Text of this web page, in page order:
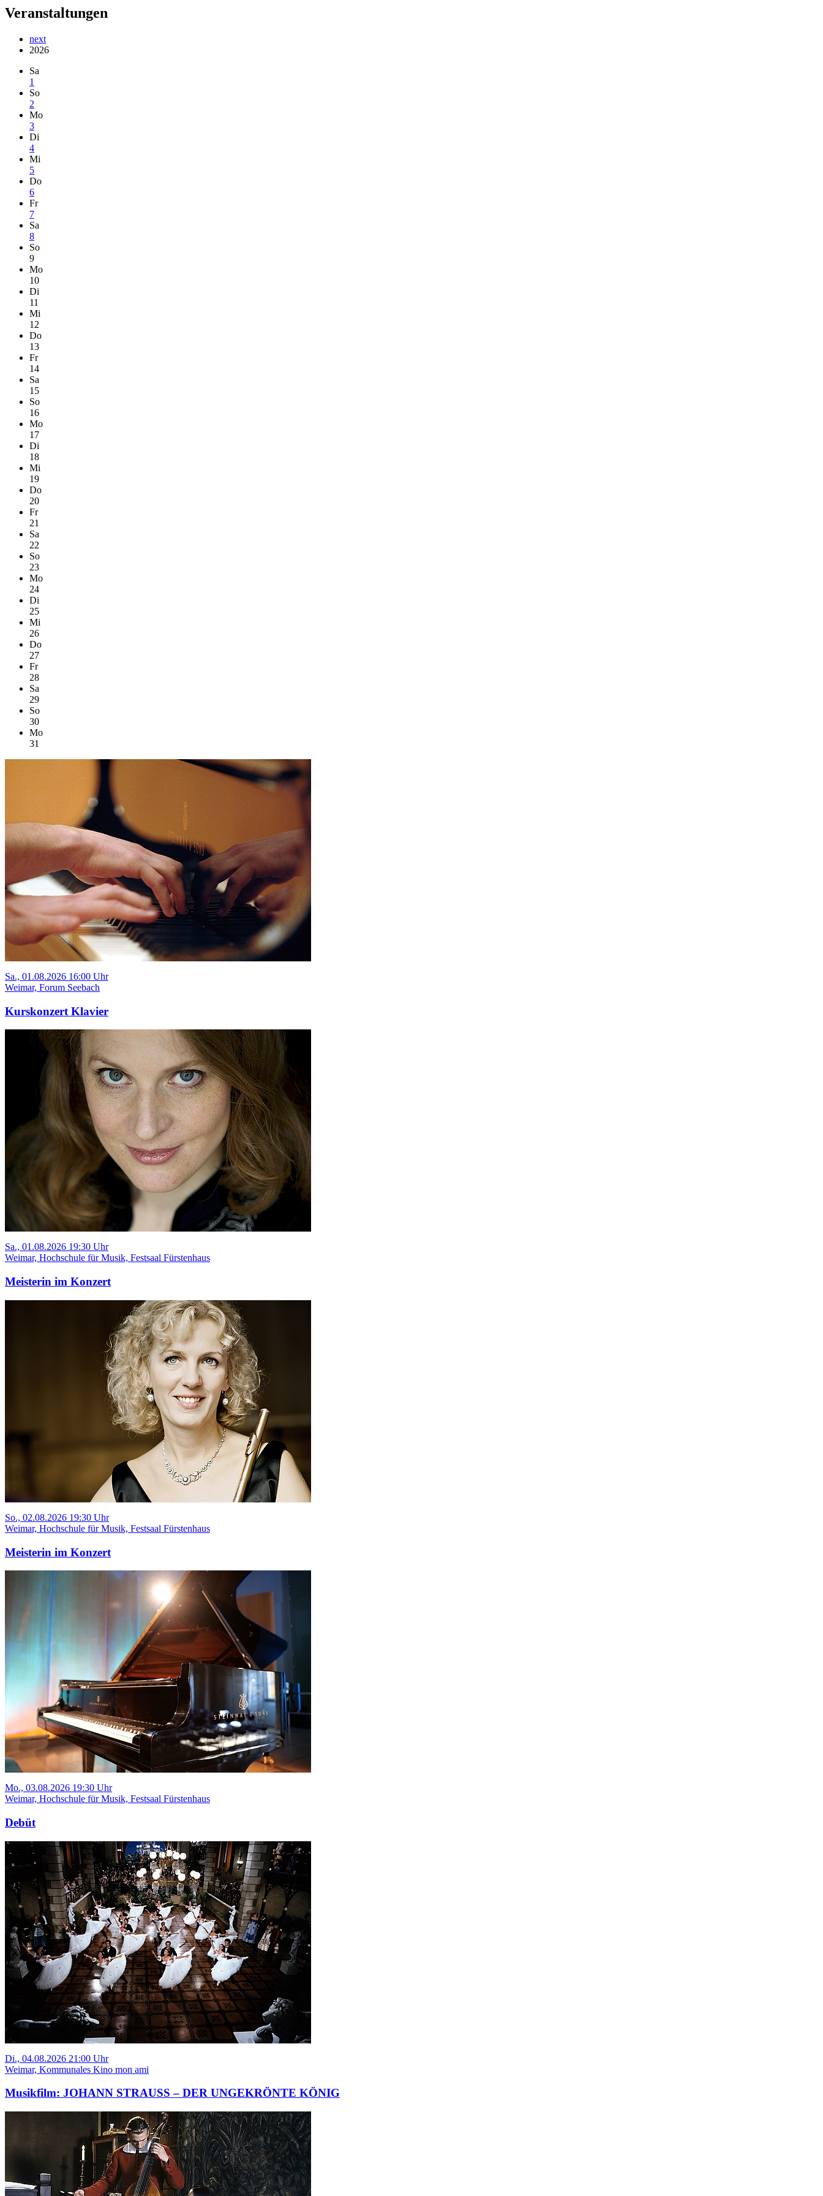
Veranstaltungen
next
2026
Sa
1
So
2
Mo
3
Di
4
Mi
5
Do
6
Fr
7
Sa
8
So
9
Mo
10
Di
11
Mi
12
Do
13
Fr
14
Sa
15
So
16
Mo
17
Di
18
Mi
19
Do
20
Fr
21
Sa
22
So
23
Mo
24
Di
25
Mi
26
Do
27
Fr
28
Sa
29
So
30
Mo
31
Sa., 01.08.2026 16:00 Uhr
Weimar, Forum Seebach
Kurskonzert Klavier
Sa., 01.08.2026 19:30 Uhr
Weimar, Hochschule für Musik, Festsaal Fürstenhaus
Meisterin im Konzert
So., 02.08.2026 19:30 Uhr
Weimar, Hochschule für Musik, Festsaal Fürstenhaus
Meisterin im Konzert
Mo., 03.08.2026 19:30 Uhr
Weimar, Hochschule für Musik, Festsaal Fürstenhaus
Debüt
Di., 04.08.2026 21:00 Uhr
Weimar, Kommunales Kino mon ami
Musikfilm: JOHANN STRAUSS – DER UNGEKRÖNTE KÖNIG